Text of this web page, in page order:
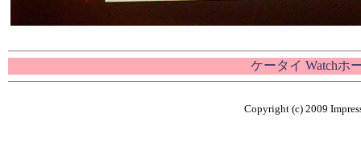
ケータイ Watchホ
Copyright (c) 2009